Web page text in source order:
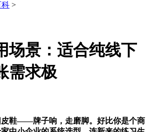
科 >
场景：适合纯线下
需求极
鞋——牌子响，走磨脚。好比你是个商